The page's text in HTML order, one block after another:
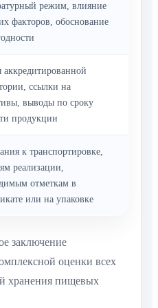
режим, влияние
факторов, обоснование
аккредитированной
ссылки на
выводы по сроку
продукции
к транспортировке,
реализации,
отметкам в
или на упаковке
заключение
оценки всех
хранения пищевых